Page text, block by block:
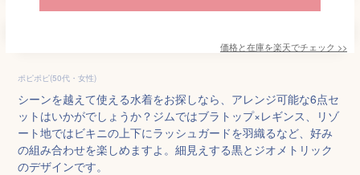
価格と在庫を楽天でチェック >>
ポピポピ(50代・女性)
シーンを越えて使える水着をお探しなら、アレンジ可能な6点セ
ットはいかがでしょうか？ジムではブラトップ×レギンス、リゾ
ート地ではビキニの上下にラッシュガードを羽織るなど、好み
の組み合わせを楽しめますよ。細見えする黒とジオメトリック
のデザインです。